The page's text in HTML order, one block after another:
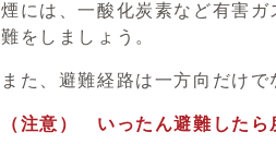
煙には、一酸化炭素など有害
難をしましょう。
また、避難経路は一方向だけ
（注意） いったん避難したら